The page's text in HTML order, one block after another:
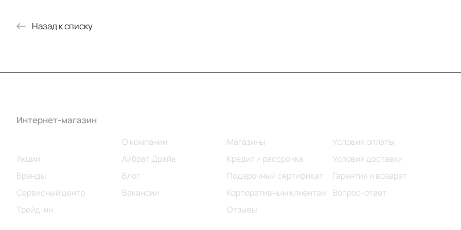
Назад к списку
Интернет-магазин
Акции
Бренды
Сервисный центр
Трейд-ин
О компании
Айбрат Драйв
Блог
Вакансии
Магазины
Кредит и рассрочка
Подарочный сертификат
Корпоративным клиентам
Отзывы
Условия оплаты
Условия доставки
Гарантия и возврат
Вопрос-ответ